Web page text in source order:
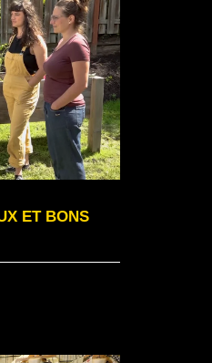
ET BONS